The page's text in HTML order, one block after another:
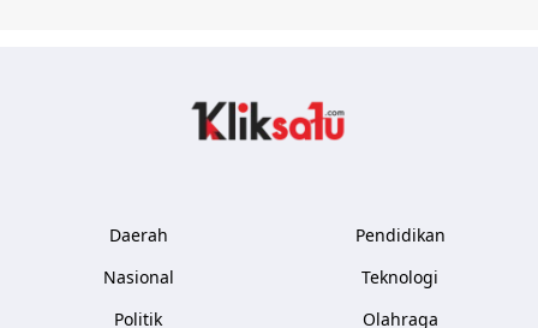
Daerah
Nasional
Politik
Pendidikan
Teknologi
Olahraga